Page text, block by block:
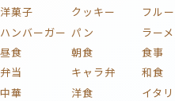
洋菓子
クッキー フル
ハンバーガー パン ラー
昼食
朝食 食事
弁当
キャラ弁 和食
中華
洋食 イタ